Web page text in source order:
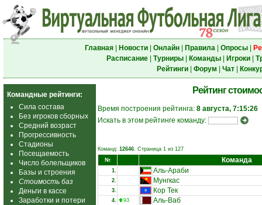
Главная| Новости| Онлайн| Правила| Опросы|
Расписание| Турниры| Команды| Игроки|
Рейтинги| Форум Чат|
Командные рейтинги:
Сила состава
Без игроков сборных
Средний возраст
Прогрессивность
Стадионы
Посещаемость
Число болельщиков
Базы и строения
Стоимость баз
Деньги в кассе
Заработки и потери
Рейтинг
Время построения рейтинга: 8 августа, 7:15:26
Искать в этом рейтинге команду:
Команд: 12646. Страница 1 из 127
№
Команда
1. Аль-Араби
2. Мунгкас
3. Кор Тек
4. 93 Аль-Ваб